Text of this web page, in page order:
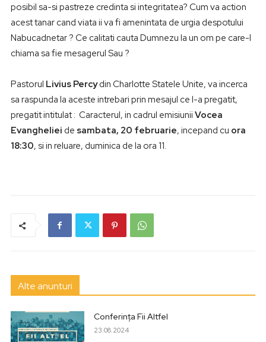
posibil sa-si pastreze credinta si integritatea? Cum va action
acest tanar cand viata ii va fi amenintata de urgia despotului
Nabucadnetar ? Ce calitati cauta Dumnezu la un om pe care-l
chiama sa fie mesagerul Sau ?
Pastorul Livius Percydin Charlotte Statele Unite, va incerca
sa raspunda la aceste intrebari prin mesajul ce l-a pregatit,
pregatit intitulat : Caracterul, in cadrul emisiunii Vocea
Evangheliei de sambata, 20 februarie, incepand cu ora
18:30, si in reluare, duminica de la ora 11.
Alte anunturi
Conferința Fii Altfel
23.08.2024